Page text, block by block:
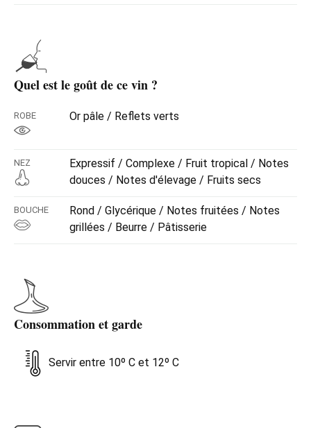
Quel est le goût de ce vin ?
ROBE Or pâle / Reflets verts
NEZ
Expressif / Complexe / Fruit tropical / Notes
douces / Notes d'élevage / Fruits secs
BOUCHE
Rond / Glycérique / Notes fruitées / Notes
grillées / Beurre / Pâtisserie
Consommation et garde
Servir entre 10º C et 12º C